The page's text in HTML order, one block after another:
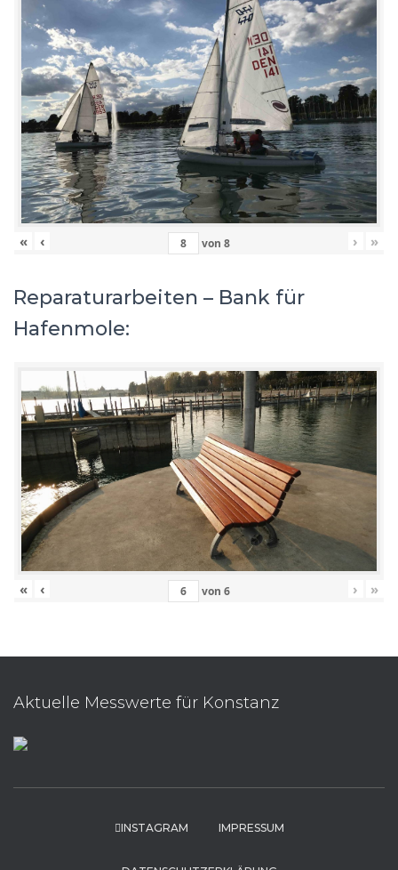
« ‹ von 8 › »
Reparaturarbeiten – Bank für
Hafenmole:
« ‹ von 6 › »
Aktuelle Messwerte für Konstanz
INSTAGRAM IMPRESSUM